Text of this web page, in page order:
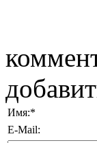
Имя:*
E-Mail: